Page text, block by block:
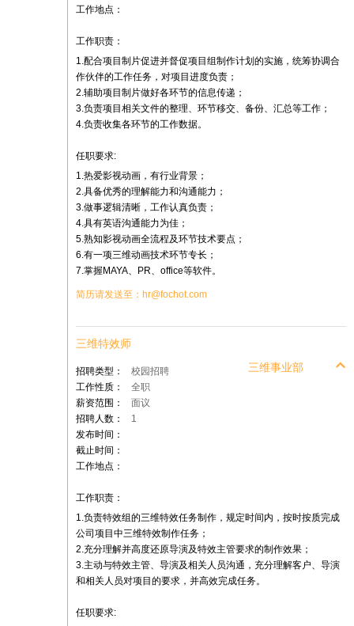
工作地点：
工作职责：
1.配合项目制片促进并督促项目组制作计划的实施，统筹协调合
作伙伴的工作任务，对项目进度负责；
2.辅助项目制片做好各环节的信息传递；
3.负责项目相关文件的整理、环节移交、备份、汇总等工作；
4.负责收集各环节的工作数据。
任职要求:
1.热爱影视动画，有行业背景；
2.具备优秀的理解能力和沟通能力；
3.做事逻辑清晰，工作认真负责；
4.具有英语沟通能力为佳；
5.熟知影视动画全流程及环节技术要点；
6.有一项三维动画技术环节专长；
7.掌握MAYA、PR、office等软件。
简历请发送至：hr@fochot.com
三维特效师
三维事业部
招聘类型：
校园招聘
工作性质：
全职
薪资范围：
面议
招聘人数：
1
发布时间：
截止时间：
工作地点：
工作职责：
1.负责特效组的三维特效任务制作，规定时间内，按时按质完成
公司项目中三维特效制作任务；
2.充分理解并高度还原导演及特效主管要求的制作效果；
3.主动与特效主管、导演及相关人员沟通，充分理解客户、导演
和相关人员对项目的要求，并高效完成任务。
任职要求: